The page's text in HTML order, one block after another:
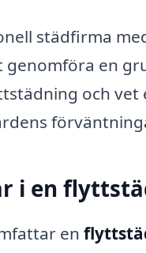
städfirma
genomföra en
och vet
i en
en